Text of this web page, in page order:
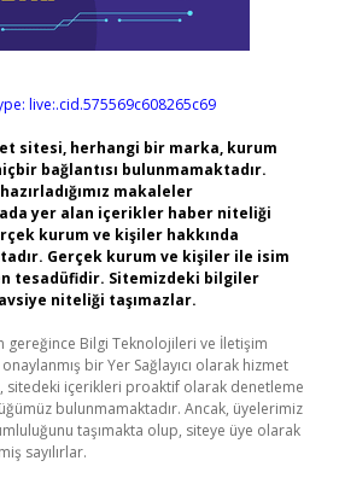
live:.cid.575569c608265c69
sitesi, herhangi bir marka, kurum
bağlantısı bulunmamaktadır.
makaleler
yer alan içerikler haber niteliği
kurum ve kişiler hakkında
Gerçek kurum ve kişiler ile isim
tesadüfidir. Sitemizdeki bilgiler
niteliği taşımazlar.
gereğince Bilgi Teknolojileri ve İletişim
bir Yer Sağlayıcı olarak hizmet
sitedeki içerikleri proaktif olarak denetleme
bulunmamaktadır. Ancak, üyelerimiz
taşımakta olup, siteye üye olarak
sayılırlar.